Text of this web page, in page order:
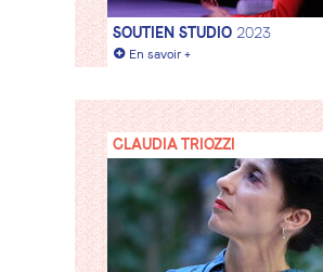
SOUTIEN STUDIO 2023
+ En savoir +
CLAUDIA TRIOZZI